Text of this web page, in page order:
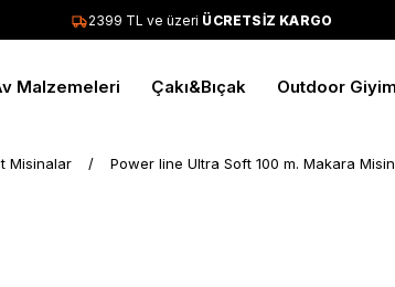
2399 TL ve üzeriÜCRETSİZ KARGO
Malzemeleri Çakı&Bıçak Outdoor
Misinalar Power line Ultra Soft 100 m. Makara